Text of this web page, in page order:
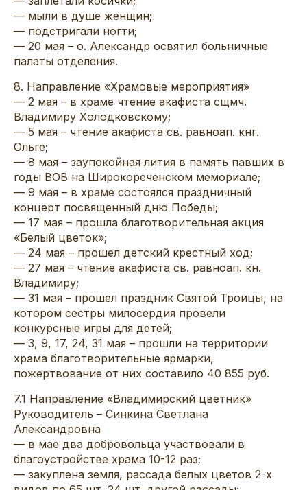
— мыли в душе женщин;
— подстригали ногти;
— 20 мая – о. Александр освятил больничные
палаты отделения.
8. Направление «Храмовые мероприятия»
— 2 мая – в храме чтение акафиста сщмч.
Владимиру Холодковскому;
— 5 мая – чтение акафиста св. равноап. кнг.
Ольге;
— 8 мая – заупокойная лития в память павших в
годы ВОВ на Широкореченском мемориале;
— 9 мая – в храме состоялся праздничный
концерт посвященный дню Победы;
— 17 мая – прошла благотворительная акция
«Белый цветок»;
— 24 мая – прошел детский крестный ход;
— 27 мая – чтение акафиста св. равноап. кн.
Владимиру;
— 31 мая – прошел праздник Святой Троицы, на
котором сестры милосердия провели
конкурсные игры для детей;
— 3, 9, 17, 24, 31 мая – прошли на территории
храма благотворительные ярмарки,
пожертвование от них составило 40 855 руб.
7.1 Направление «Владимирский цветник»
Руководитель – Синкина Светлана
Александровна
— в мае два добровольца участвовали в
благоустройстве храма 10-12 раз;
— закуплена земля, рассада белых цветов 2-х